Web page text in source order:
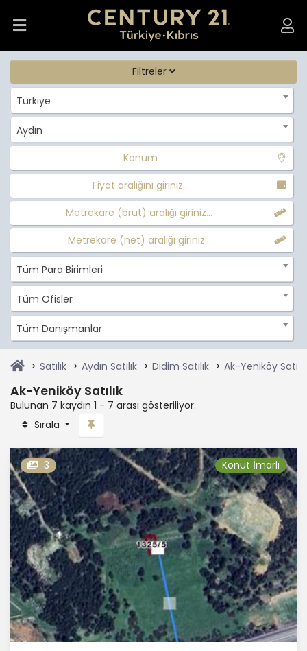
Filtreler
Türkiye
Aydın
Konum
Fiyat aralığını giriniz...
Metrekare (brüt) aralığı giriniz...
Metrekare (net) aralığı giriniz...
Tüm Para Birimleri
Tüm Ofisler
Tüm Danışmanlar
Satılık Aydın Satılık Didim Satılık Ak-Yeniköy Satılık
Ak-Yeniköy Satılık
Bulunan 7 kaydın 1 - 7 arası gösteriliyor.
Sırala
3 Konut İmarlı